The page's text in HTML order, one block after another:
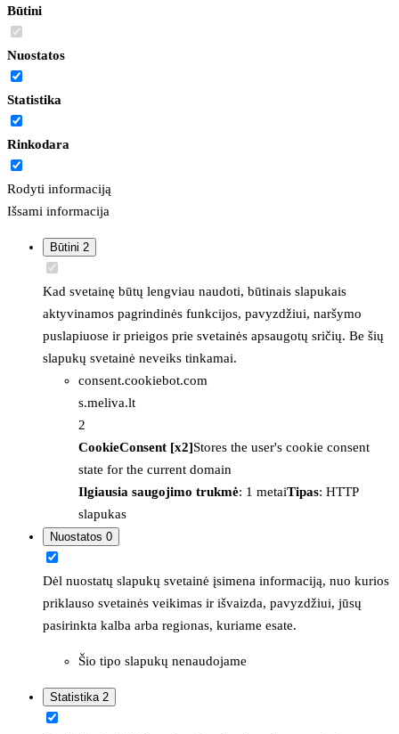
Būtini
Nuostatos
Statistika
Rinkodara
Rodyti informaciją
Išsami informacija
Būtini 2
Kad svetainę būtų lengviau naudoti, būtinais slapukais
aktyvinamos pagrindinės funkcijos, pavyzdžiui, naršymo
puslapiuose ir prieigos prie svetainės apsaugotų sričių. Be šių
slapukų svetainė neveiks tinkamai.
consent.cookiebot.com
s.meliva.lt
2
CookieConsent [x2]Stores the user's cookie consent
state for the current domain
Ilgiausia saugojimo trukmė: 1 metaiTipas: HTTP
slapukas
Nuostatos 0
Dėl nuostatų slapukų svetainė įsimena informaciją, nuo kurios
priklauso svetainės veikimas ir išvaizda, pavyzdžiui, jūsų
pasirinkta kalba arba regionas, kuriame esate.
Šio tipo slapukų nenaudojame
Statistika 2